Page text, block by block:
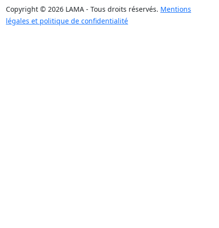
Copyright © 2026 LAMA - Tous droits réservés. Mentions
légales et politique de confidentialité